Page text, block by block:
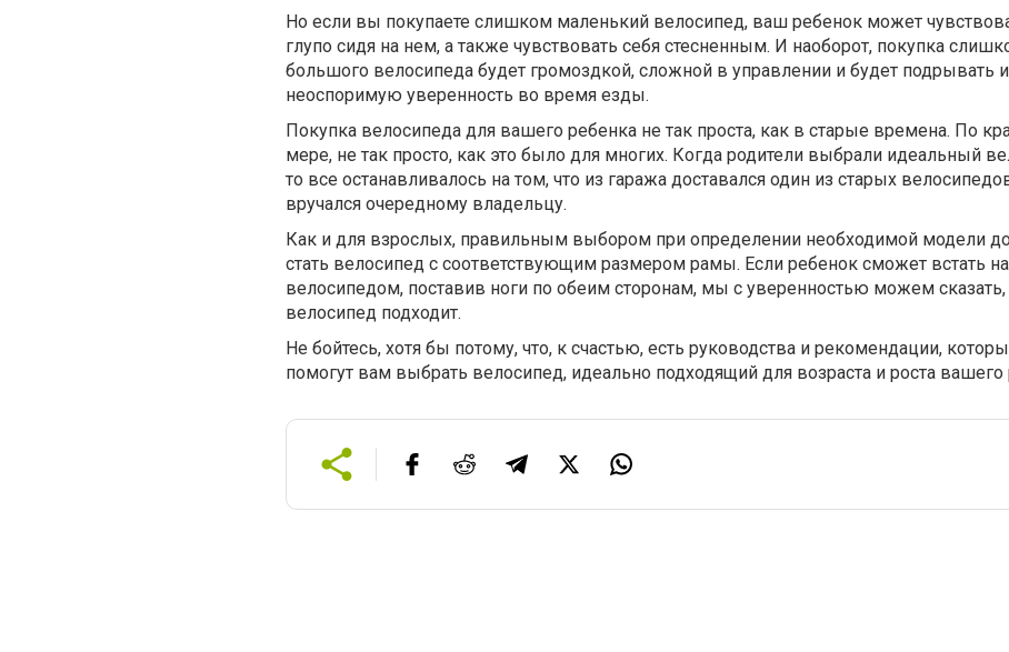
Но если вы покупаете слишком маленький велосипед, ваш ребенок может
глупо сидя на нем, а также чувствовать себя стесненным. И наоборот, покупка
большого велосипеда будет громоздкой, сложной в управлении и будет подрывать
неоспоримую уверенность во время езды.
Покупка велосипеда для вашего ребенка не так проста, как в старые времена. По
мере, не так просто, как это было для многих. Когда родители выбрали идеальный
то все останавливалось на том, что из гаража доставался один из старых
вручался очередному владельцу.
Как и для взрослых, правильным выбором при определении необходимой модели
стать велосипед с соответствующим размером рамы. Если ребенок сможет встать
велосипедом, поставив ноги по обеим сторонам, мы с уверенностью можем сказать,
велосипед подходит.
Не бойтесь, хотя бы потому, что, к счастью, есть руководства и рекомендации,
помогут вам выбрать велосипед, идеально подходящий для возраста и роста вашего